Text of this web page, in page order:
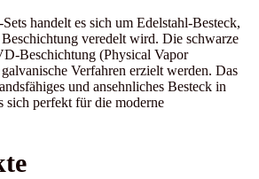
handelt es sich um Edelstahl-Besteck,
veredelt wird. Die schwarze
Beschichtung (Physical Vapor
Verfahren erzielt werden. Das
und ansehnliches Besteck in
sich perfekt für die moderne